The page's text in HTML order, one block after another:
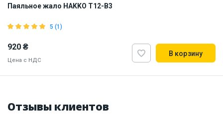
Паяльное жало HAKKO T12-B3
5 (1)
920 ₴
Цена с НДС
В корзину
Made in Japan
Отзывы клиентов